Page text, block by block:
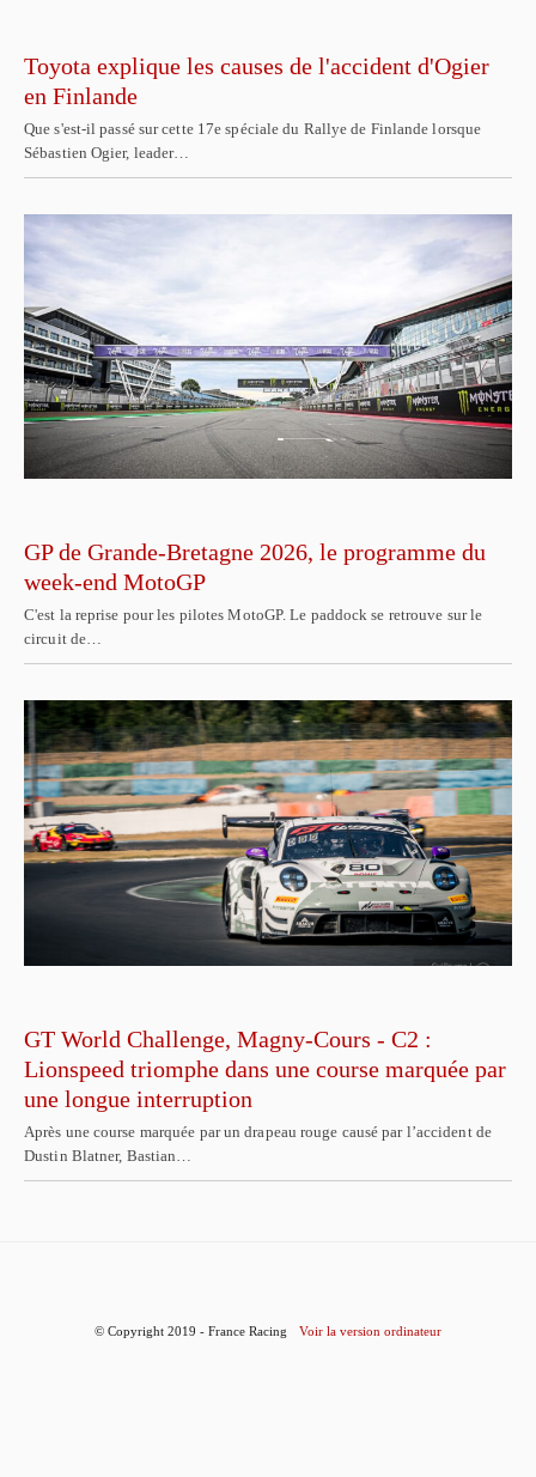
Toyota explique les causes de l'accident d'Ogier
en Finlande
Que s'est-il passé sur cette 17e spéciale du Rallye de Finlande lorsque
Sébastien Ogier, leader…
GP de Grande-Bretagne 2026, le programme du
week-end MotoGP
C'est la reprise pour les pilotes MotoGP. Le paddock se retrouve sur le
circuit de…
GT World Challenge, Magny-Cours - C2 :
Lionspeed triomphe dans une course marquée par
une longue interruption
Après une course marquée par un drapeau rouge causé par l’accident de
Dustin Blatner, Bastian…
© Copyright 2019 - France Racing Voir la version ordinateur